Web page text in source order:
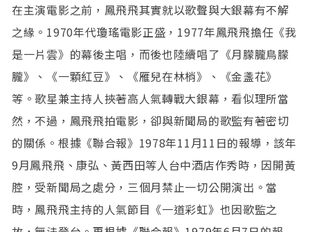
在主演電影之前，鳳飛飛其實就以歌聲與大銀幕有不解
之緣。1970年代瓊瑤電影正盛，1977年鳳飛飛擔任《我
是一片雲》的幕後主唱，而後也陸續唱了《月朦朧鳥朦
朧》、《一顆紅豆》、《雁兒在林梢》、《金盞花》
等。歌星兼主持人挾著高人氣轉戰大銀幕，看似理所當
然，不過，鳳飛飛拍電影，卻與新聞局的歌監有著密切
的關係。根據《聯合報》1978年11月11日的報導，該年
9月鳳飛飛、康弘、黃西田等人台中酒店作秀時，因開黃
腔，受新聞局之處分，三個月禁止一切公開演出。當
時，鳳飛飛主持的人氣節目《一道彩虹》也因歌監之